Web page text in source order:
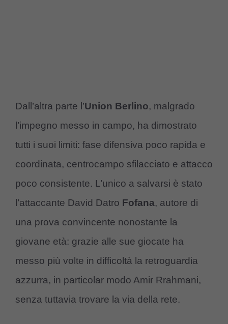
Dall’altra parte l’Union Berlino, malgrado
l’impegno messo in campo, ha dimostrato
tutti i suoi limiti: fase difensiva poco rapida e
coordinata, centrocampo sfilacciato e attacco
poco consistente. L’unico a salvarsi è stato
l’attaccante David Datro Fofana, autore di
una prova convincente nonostante la
giovane età: grazie alle sue giocate ha
messo più volte in difficoltà la retroguardia
azzurra, in particolar modo Amir Rrahmani,
senza tuttavia trovare la via della rete.